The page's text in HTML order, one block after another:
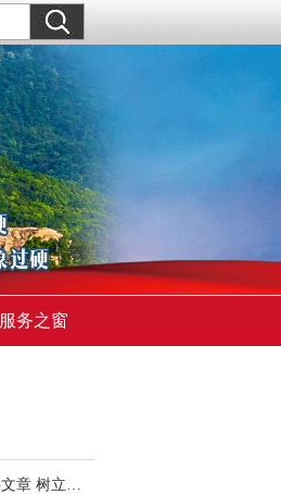
服务之窗
《求是》杂志发表习近平总书记重要文章 树立和践行正确政绩观